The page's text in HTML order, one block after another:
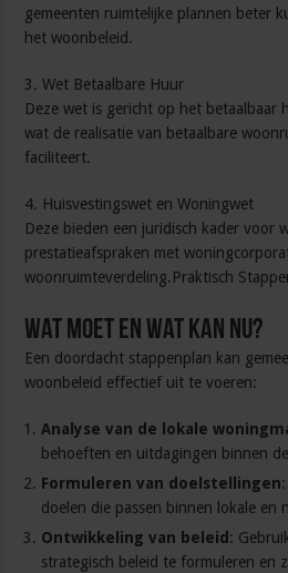
gemeenten ruimtelijke plannen beter
het woonbeleid.
3. Wet Betaalbare Huur
Deze wet is gericht op het betaalbaar
wat de realisatie van betaalbare
faciliteert.
4. Huisvestingswet en Woningwet
Deze bieden een juridisch kader voor
prestatieafspraken met
woonruimteverdeling.Praktisch
Wat moet en wat kan nu?
Een doordacht stappenplan kan
woonbeleid effectief uit te voeren:
Analyse van de lokale
behoeften en uitdagingen binnen
Formuleren van doelstellingen
doelen die passen binnen lokale en
Ontwikkeling van beleid :
strategisch beleid te formuleren en